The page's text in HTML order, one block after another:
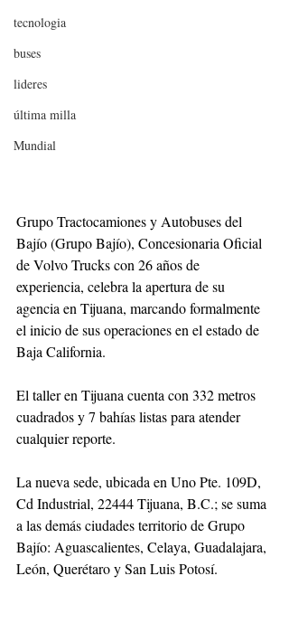
tecnologia
buses
lideres
última milla
Mundial
Grupo Tractocamiones y Autobuses del
Bajío (Grupo Bajío), Concesionaria Oficial
de Volvo Trucks con 26 años de
experiencia, celebra la apertura de su
agencia en Tijuana, marcando formalmente
el inicio de sus operaciones en el estado de
Baja California.
El taller en Tijuana cuenta con 332 metros
cuadrados y 7 bahías listas para atender
cualquier reporte.
La nueva sede, ubicada en Uno Pte. 109D,
Cd Industrial, 22444 Tijuana, B.C.; se suma
a las demás ciudades territorio de Grupo
Bajío: Aguascalientes, Celaya, Guadalajara,
León, Querétaro y San Luis Potosí.